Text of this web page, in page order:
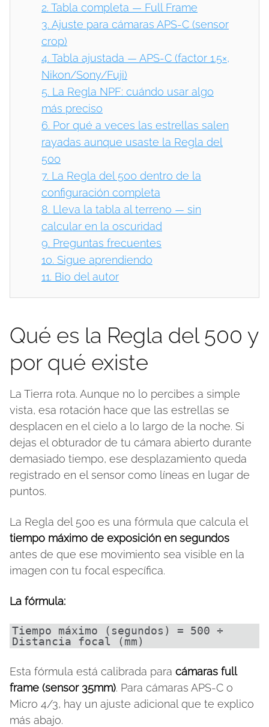
2. Tabla completa — Full Frame
3. Ajuste para cámaras APS-C (sensor
crop)
4. Tabla ajustada — APS-C (factor 1.5×,
Nikon/Sony/Fuji)
5. La Regla NPF: cuándo usar algo
más preciso
6. Por qué a veces las estrellas salen
rayadas aunque usaste la Regla del
500
7. La Regla del 500 dentro de la
configuración completa
8. Lleva la tabla al terreno — sin
calcular en la oscuridad
9. Preguntas frecuentes
10. Sigue aprendiendo
11. Bio del autor
Qué es la Regla del 500 y
por qué existe
La Tierra rota. Aunque no lo percibes a simple
vista, esa rotación hace que las estrellas se
desplacen en el cielo a lo largo de la noche. Si
dejas el obturador de tu cámara abierto durante
demasiado tiempo, ese desplazamiento queda
registrado en el sensor como líneas en lugar de
puntos.
La Regla del 500 es una fórmula que calcula el
tiempo máximo de exposición en segundos
antes de que ese movimiento sea visible en la
imagen con tu focal específica.
La fórmula:
Tiempo máximo (segundos) = 500 ÷
Distancia focal (mm)
Esta fórmula está calibrada para cámaras full
frame (sensor 35mm). Para cámaras APS-C o
Micro 4/3, hay un ajuste adicional que te explico
más abajo.